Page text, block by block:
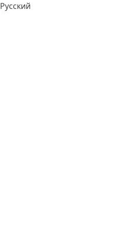
Русский